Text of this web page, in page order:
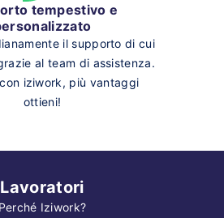
tempestivo e
il supporto di cui
al team di assistenza.
iziwork, più vantaggi
ottieni!
Lavoratori
Perché Iziwork?